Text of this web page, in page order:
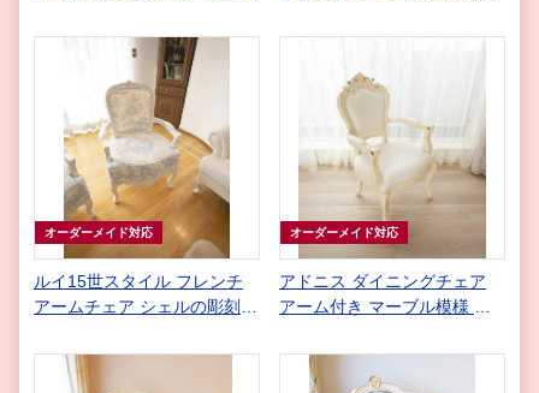
とブーケ柄シャイングレー
オーダーメイド対応
ルイ15世スタイル フレンチ
アームチェア シェルの彫刻
ォッシュ ラスティック色
オーダーメイド対応
アドニス ダイニングチェア
アーム付き マーブル模様 ロ
押しフェイクレザー&アント
ワネットのタッセルの張地